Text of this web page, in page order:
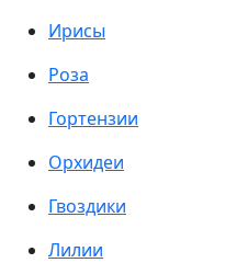
Ирисы
Роза
Гортензии
Орхидеи
Гвоздики
Лилии